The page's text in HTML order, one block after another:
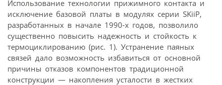
Использование технологии прижимного контакта и
исключение базовой платы в модулях серии SKiiP,
разработанных в начале 1990-х годов, позволило
существенно повысить надежность и стойкость к
термоциклированию (рис. 1). Устранение паяных
связей дало возможность избавиться от основной
причины отказов компонентов традиционной
конструкции — накопления усталости в жестких